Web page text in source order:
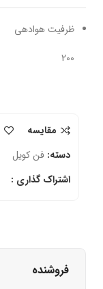
ظرفیت هوادهی
200
مقایسه
دسته: فن کویل
اشتراک گذاری :
فروشنده